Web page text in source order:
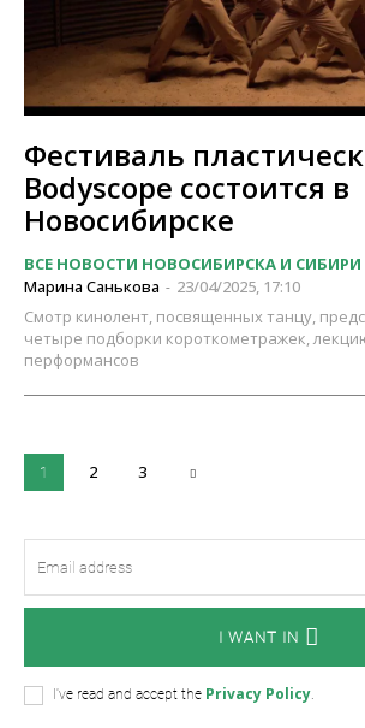
Фестиваль
Bodyscope состоится в
Новосибирске
ВСЕ НОВОСТИ НОВОСИБИРСКА И СИБИРИ
Марина Санькова - 23/04/2025, 17:10
Смотр кинолент, посвященных танцу,
четыре подборки короткометражек,
перформансов
1 2 3
I WANT IN
I've read and accept the Privacy Policy.